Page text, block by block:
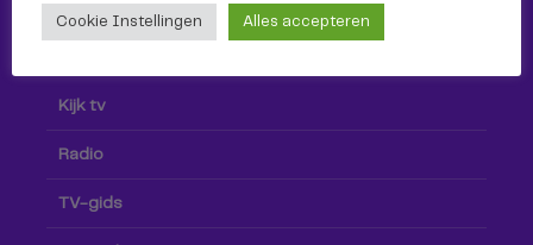
Kijk tv
Radio
TV-gids
Cookie Instellingen Alles accepteren